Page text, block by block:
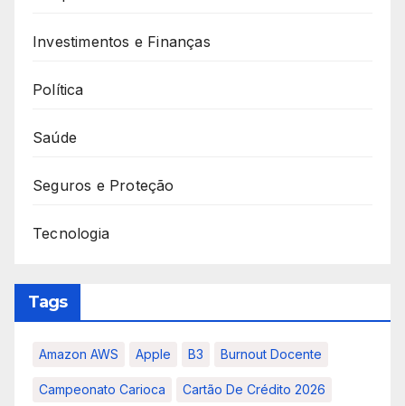
Investimentos e Finanças
Política
Saúde
Seguros e Proteção
Tecnologia
Tags
Amazon AWS Apple B3 Burnout Docente
Campeonato Carioca Cartão De Crédito 2026